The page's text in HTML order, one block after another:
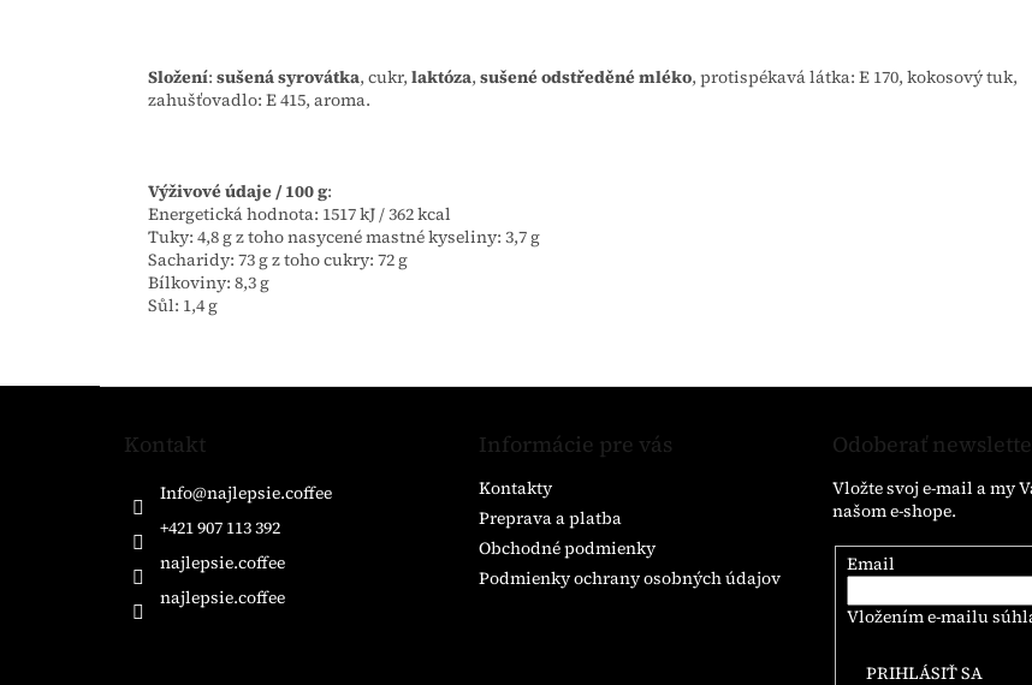
Složení: sušená syrovátka, cukr, laktóza, sušené odstředěné mléko, protispékavá látka: E 170, kokosový tuk,
zahušťovadlo: E 415, aroma.
Výživové údaje / 100 g:
Energetická hodnota: 1517 kJ / 362 kcal
Tuky: 4,8 g z toho nasycené mastné kyseliny: 3,7 g
Sacharidy: 73 g z toho cukry: 72 g
Bílkoviny: 8,3 g
Sůl: 1,4 g
Kontakt
Info@najlepsie.coffee
+421 907 113 392
najlepsie.coffee
najlepsie.coffee
Informácie pre vás
Kontakty
Preprava a platba
Obchodné podmienky
Podmienky ochrany osobných údajov
Odoberať
Vložte svoj e-mail a my
našom e-shope.
Email
Vložením e-mailu
PRIHLÁSIŤ SA